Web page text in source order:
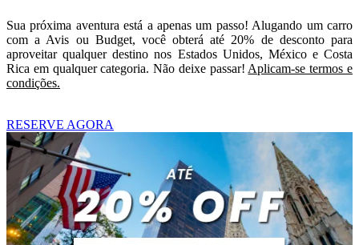
Sua próxima aventura está a apenas um passo! Alugando um carro
com a Avis ou Budget, você obterá até 20% de desconto para
aproveitar qualquer destino nos Estados Unidos, México e Costa
Rica em qualquer categoria. Não deixe passar! Aplicam-se termos e
condições.
RESERVE AGORA